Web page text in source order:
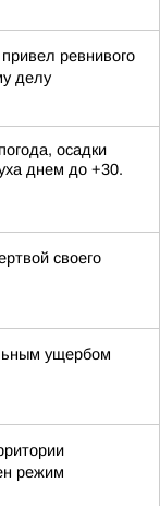
ревнивого
делу
осадки
днем до +30.
своего
ущербом
режим